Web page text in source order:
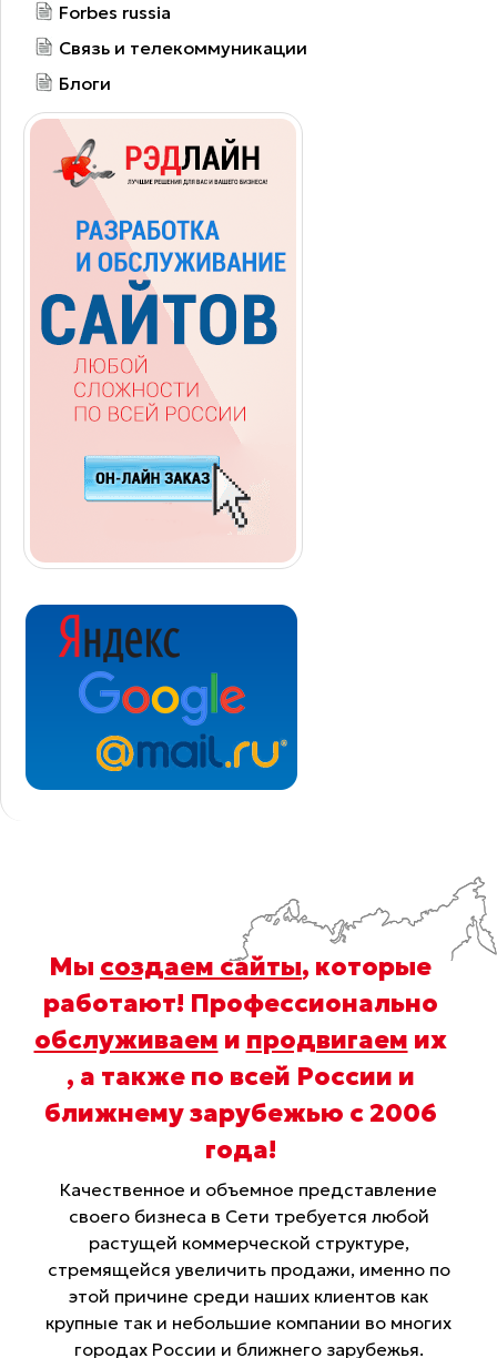
Forbes russia
Связь и телекоммуникации
Блоги
Мы создаем сайты, которые
работают! Профессионально
обслуживаем и продвигаем их
, а также по всей России и
ближнему зарубежью с 2006
года!
Качественное и объемное представление
своего бизнеса в Сети требуется любой
растущей коммерческой структуре,
стремящейся увеличить продажи, именно по
этой причине среди наших клиентов как
крупные так и небольшие компании во многих
городах России и ближнего зарубежья.